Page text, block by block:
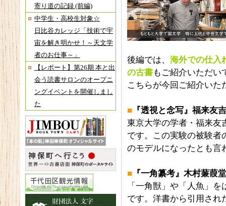
寄り道の記録 (前編)
中学生・高校生対象☆
日比谷カレッジ「技術で宇
宙を解き明かせ！～天文学
者のお仕事～」
【レポート】第26期 本と出
会う読書サロンのオープニ
ングイベントを開催しまし
た
後編では、 海外での仕入
の古書もご紹介いただい
こちらが今回ご紹介いた
■ 『透視と念写』福来友吉
東京大学の学者・福来友
です。この実験の被験者
のモデルになったとも言
■ 『一角纂考』 木村蒹葭堂
「一角獣」や「人魚」
です。洋書から引用され